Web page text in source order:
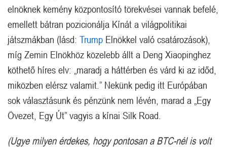
elnöknek kemény központosító törekvései vannak befelé,
emellett bátran pozicionálja Kínát a világpolitikai
játszmákban (lásd: Trump Elnökkel való csatározások),
míg Zemin Elnökhöz közelebb állt a Deng Xiaopinghez
köthető híres elv: „maradj a háttérben és várd ki az időd,
miközben elérsz valamit.” Nekünk pedig itt Európában
sok választásunk és pénzünk nem lévén, marad a „Egy
Övezet, Egy Út” vagyis a kínai Silk Road.
(Ugye milyen érdekes, hogy pontosan a BTC-nél is volt